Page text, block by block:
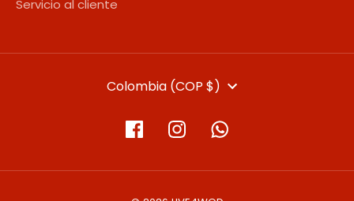
Servicio al cliente
Colombia (COP $)